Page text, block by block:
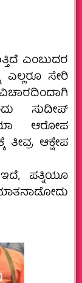
ಎಂಬುದರ
ಎಲ್ಲರೂ ಸೇರಿ
ಸುದೀಪ್
ಆರೋಪ
ಆಕ್ಷೇಪ
ಪತ್ನಿಯೂ